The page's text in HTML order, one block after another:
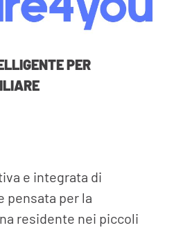
PER
e integrata di
pensata per la
residente nei piccoli